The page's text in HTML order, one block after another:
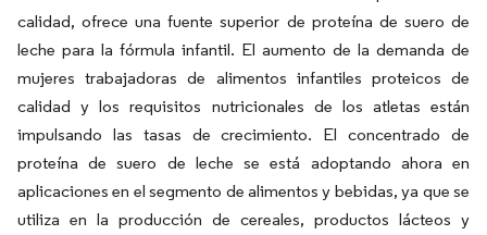
calidad, ofrece una fuente superior de proteína de suero de
leche para la fórmula infantil. El aumento de la demanda de
mujeres trabajadoras de alimentos infantiles proteicos de
calidad y los requisitos nutricionales de los atletas están
impulsando las tasas de crecimiento. El concentrado de
proteína de suero de leche se está adoptando ahora en
aplicaciones en el segmento de alimentos y bebidas, ya que se
utiliza en la producción de cereales, productos lácteos y